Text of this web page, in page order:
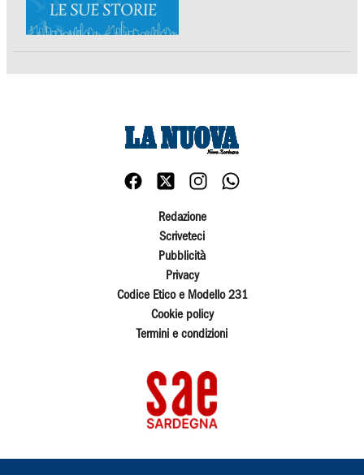
Redazione
Scriveteci
Pubblicità
Privacy
Codice Etico e Modello 231
Cookie policy
Termini e condizioni